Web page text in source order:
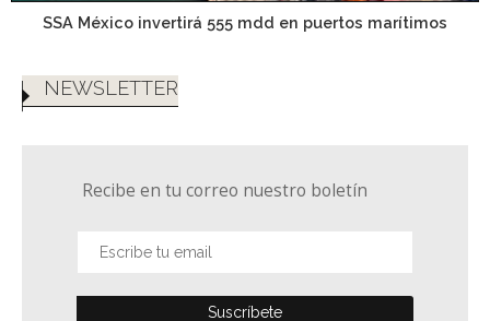
SSA México invertirá 555 mdd en puertos marítimos
NEWSLETTER
Recibe en tu correo nuestro boletín